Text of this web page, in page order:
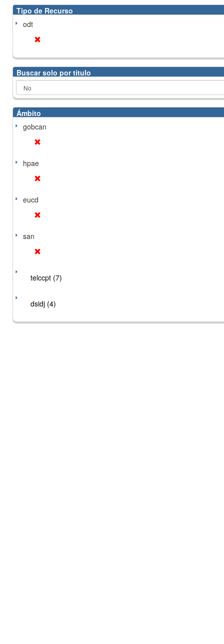
Tipo de Recurso
odt
Buscar solo por título
Ámbito
gobcan
hpae
eucd
san
telccpt (7)
dsidj (4)